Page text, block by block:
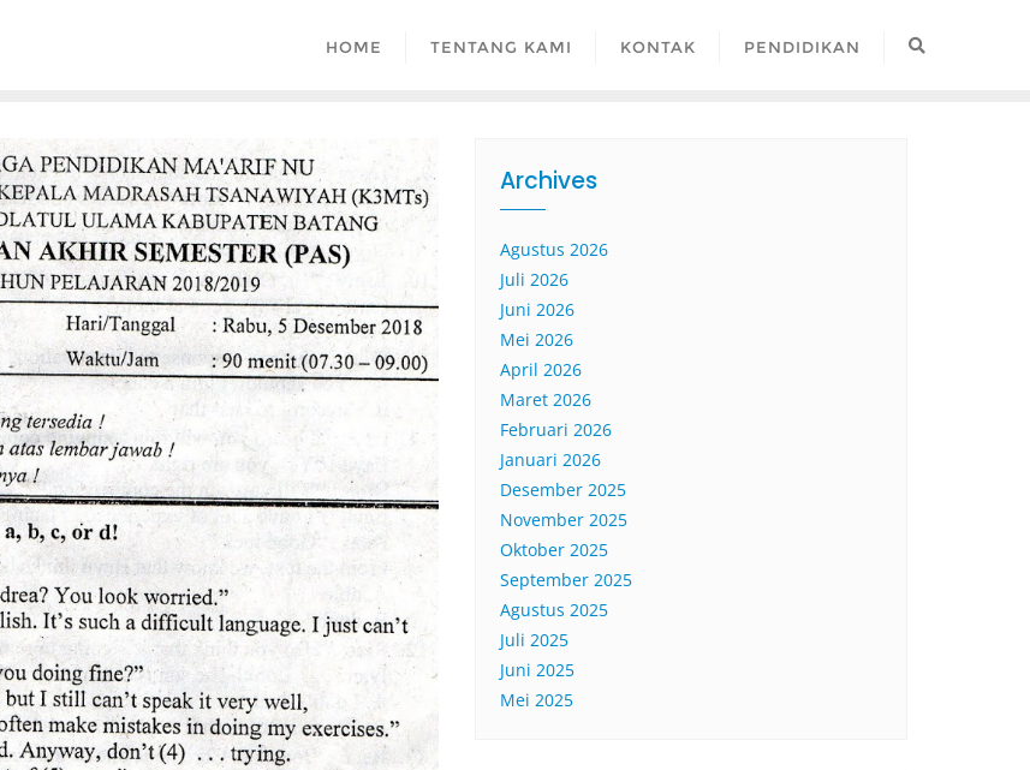
HOME TENTANG KAMI KONTAK PENDIDIKAN
Archives
Agustus 2026
Juli 2026
Juni 2026
Mei 2026
April 2026
Maret 2026
Februari 2026
Januari 2026
Desember 2025
November 2025
Oktober 2025
September 2025
Agustus 2025
Juli 2025
Juni 2025
Mei 2025